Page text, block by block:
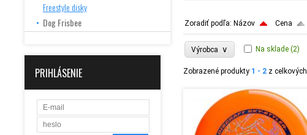
Freestyle disky
Dog Frisbee
PRIHLÁSENIE
Zoradiť podľa: Názov Cena
Výrobca ∨ Na sklade (2)
Zobrazené produkty 1 - 2 z celkových